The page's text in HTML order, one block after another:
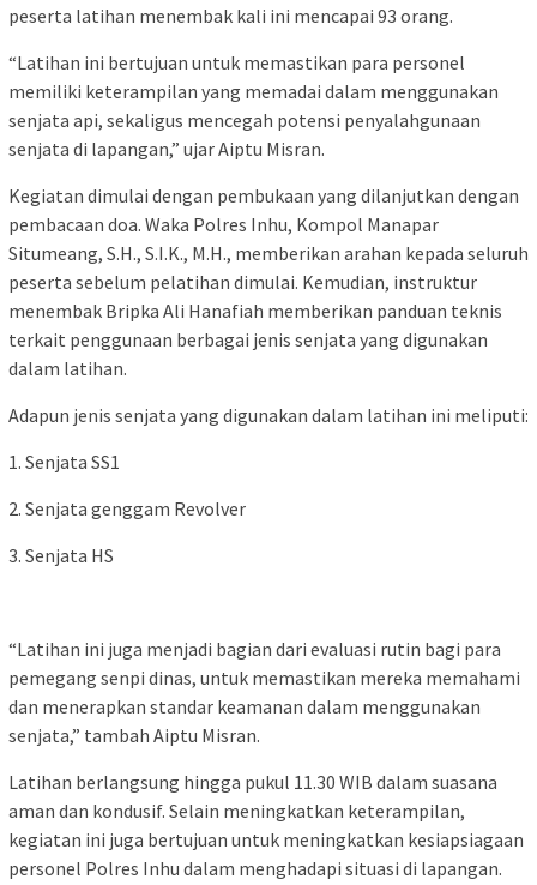
peserta latihan menembak kali ini mencapai 93 orang.
“Latihan ini bertujuan untuk memastikan para personel
memiliki keterampilan yang memadai dalam menggunakan
senjata api, sekaligus mencegah potensi penyalahgunaan
senjata di lapangan,” ujar Aiptu Misran.
Kegiatan dimulai dengan pembukaan yang dilanjutkan dengan
pembacaan doa. Waka Polres Inhu, Kompol Manapar
Situmeang, S.H., S.I.K., M.H., memberikan arahan kepada seluruh
peserta sebelum pelatihan dimulai. Kemudian, instruktur
menembak Bripka Ali Hanafiah memberikan panduan teknis
terkait penggunaan berbagai jenis senjata yang digunakan
dalam latihan.
Adapun jenis senjata yang digunakan dalam latihan ini meliputi:
1. Senjata SS1
2. Senjata genggam Revolver
3. Senjata HS
“Latihan ini juga menjadi bagian dari evaluasi rutin bagi para
pemegang senpi dinas, untuk memastikan mereka memahami
dan menerapkan standar keamanan dalam menggunakan
senjata,” tambah Aiptu Misran.
Latihan berlangsung hingga pukul 11.30 WIB dalam suasana
aman dan kondusif. Selain meningkatkan keterampilan,
kegiatan ini juga bertujuan untuk meningkatkan kesiapsiagaan
personel Polres Inhu dalam menghadapi situasi di lapangan.